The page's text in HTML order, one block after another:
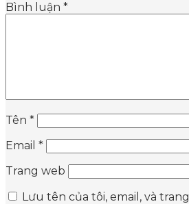
Bình luận *
Tên *
Email *
Trang web
Lưu tên của tôi, email, và